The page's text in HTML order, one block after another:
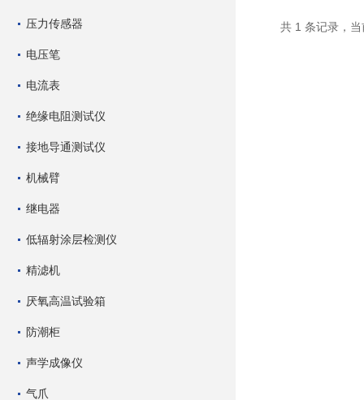
压力传感器
电压笔
电流表
绝缘电阻测试仪
接地导通测试仪
机械臂
继电器
低辐射涂层检测仪
精滤机
厌氧高温试验箱
防潮柜
声学成像仪
气爪
共 1 条记录，